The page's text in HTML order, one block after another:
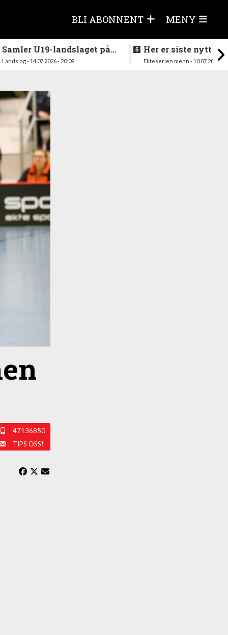
BLI ABONNENT MENY
Samler U19-landslaget på
nytt i august
Landslag - 14.07.2026 - 20:09
Her er siste nytt
season
Eliteserien menn - 10.07.2026 -
47136850
TIPS OSS!